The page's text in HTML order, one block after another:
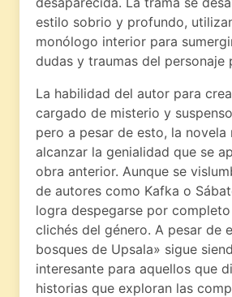
estilo sobrio y profundo,
monólogo interior para
dudas y traumas del personaje
La habilidad del autor para
cargado de misterio y
pero a pesar de esto, la novela
alcanzar la genialidad que se
obra anterior. Aunque se
de autores como Kafka o
logra despegarse por
clichés del género. A pesar de
bosques de Upsala» sigue
interesante para aquellos que
historias que exploran las